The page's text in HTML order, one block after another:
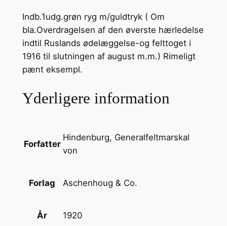
lIndb.1udg.grøn ryg m/guldtryk ( Om
bla.Overdragelsen af den øverste hærledelse
indtil Ruslands ødelæggelse-og felttoget i
1916 til slutningen af august m.m.) Rimeligt
pænt eksempl.
Yderligere information
Forfatter
Hindenburg, Generalfeltmarskal
von
Forlag Aschenhoug & Co.
År 1920